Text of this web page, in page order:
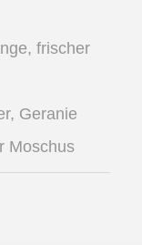
frischer
Geranie
Moschus